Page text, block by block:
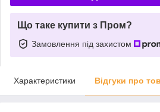
Що таке купити з Пром?
Замовлення під захистом
Характеристики Відгуки про